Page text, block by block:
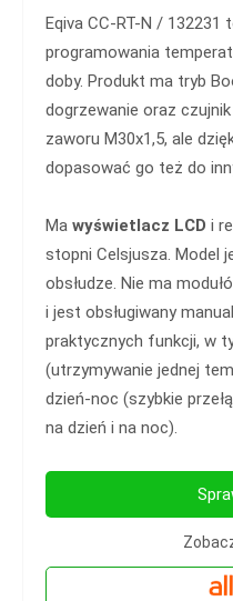
Eqiva CC-RT-N /
programowania
doby. Produkt ma tryb
dogrzewanie oraz
zaworu M30x1,5, ale
dopasować go też do
Ma wyświetlacz LCD i
stopni Celsjusza. Model
obsłudze. Nie ma
i jest obsługiwany
praktycznych funkcji, w
(utrzymywanie jednej
dzień-noc (szybkie
na dzień i na noc).